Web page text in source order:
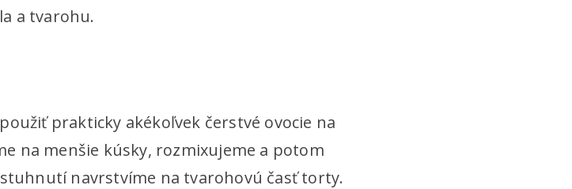
a tvarohu.
prakticky akékoľvek čerstvé ovocie na
na menšie kúsky, rozmixujeme a potom
navrstvíme na tvarohovú časť torty.